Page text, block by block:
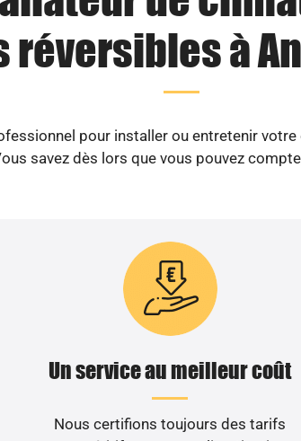
à
pour installer ou entretenir
savez dès lors que vous pouvez
Un service au meilleur coût
Nous certifions toujours des tarifs